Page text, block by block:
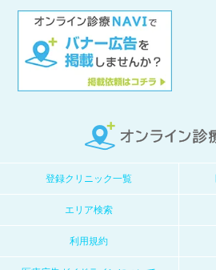
登録クリニック一覧
エリア検索
利用規約